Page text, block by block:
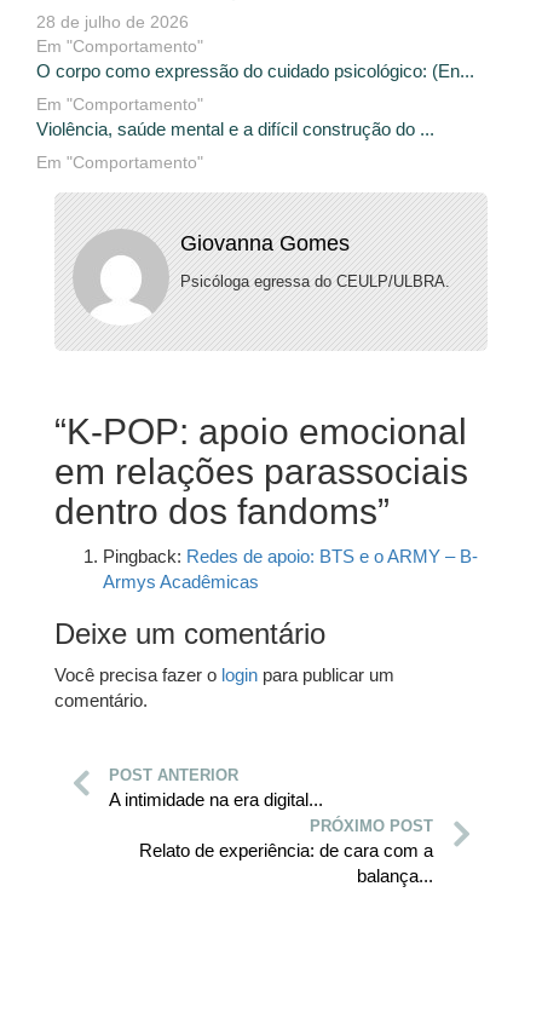
28 de julho de 2026
Em "Comportamento"
O corpo como expressão do cuidado psicológico: (En...
Em "Comportamento"
Violência, saúde mental e a difícil construção do ...
Em "Comportamento"
Giovanna Gomes
Psicóloga egressa do CEULP/ULBRA.
“K-POP: apoio emocional
em relações parassociais
dentro dos fandoms”
Pingback: Redes de apoio: BTS e o ARMY – B-
Armys Acadêmicas
Deixe um comentário
Você precisa fazer o login para publicar um
comentário.
POST ANTERIOR
A intimidade na era digital...
PRÓXIMO POST
Relato de experiência: de cara com a
balança...